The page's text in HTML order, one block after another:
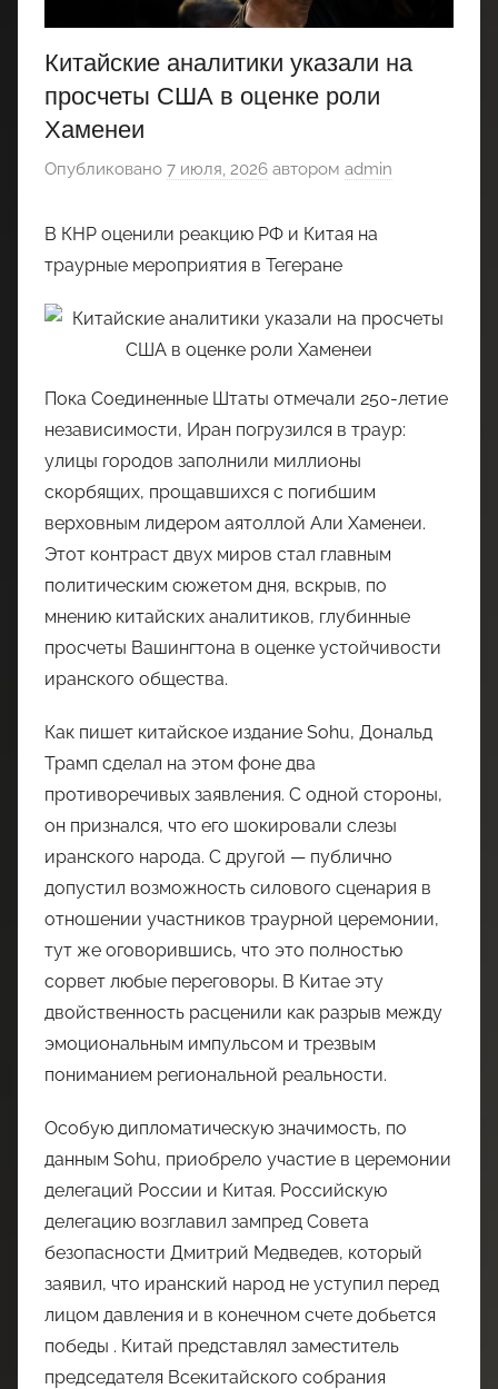
Китайские аналитики указали на
просчеты США в оценке роли
Хаменеи
Опубликовано 7 июля, 2026 автором admin
В КНР оценили реакцию РФ и Китая на
траурные мероприятия в Тегеране
Пока Соединенные Штаты отмечали 250-летие
независимости, Иран погрузился в траур:
улицы городов заполнили миллионы
скорбящих, прощавшихся с погибшим
верховным лидером аятоллой Али Хаменеи.
Этот контраст двух миров стал главным
политическим сюжетом дня, вскрыв, по
мнению китайских аналитиков, глубинные
просчеты Вашингтона в оценке устойчивости
иранского общества.
Как пишет китайское издание Sohu, Дональд
Трамп сделал на этом фоне два
противоречивых заявления. С одной стороны,
он признался, что его шокировали слезы
иранского народа. С другой — публично
допустил возможность силового сценария в
отношении участников траурной церемонии,
тут же оговорившись, что это полностью
сорвет любые переговоры. В Китае эту
двойственность расценили как разрыв между
эмоциональным импульсом и трезвым
пониманием региональной реальности.
Особую дипломатическую значимость, по
данным Sohu, приобрело участие в церемонии
делегаций России и Китая. Российскую
делегацию возглавил зампред Совета
безопасности Дмитрий Медведев, который
заявил, что иранский народ не уступил перед
лицом давления и в конечном счете добьется
победы . Китай представлял заместитель
председателя Всекитайского собрания